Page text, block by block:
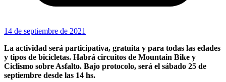
14 de septiembre de 2021
La actividad será participativa, gratuita y para todas las edades
y tipos de bicicletas. Habrá circuitos de Mountain Bike y
Ciclismo sobre Asfalto. Bajo protocolo, será el sábado 25 de
septiembre desde las 14 hs.